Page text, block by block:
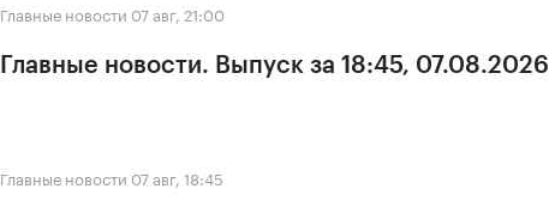
Главные новости 07 авг, 21:00
Главные новости. Выпуск за 18:45, 07.08.2026
Главные новости 07 авг, 18:45